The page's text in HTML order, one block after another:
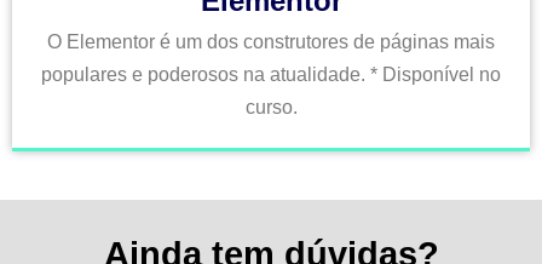
O Elementor é um dos construtores de páginas mais
populares e poderosos na atualidade. * Disponível no
curso.
Ainda tem dúvidas?